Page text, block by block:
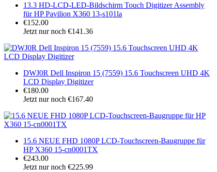
13.3 HD-LCD-LED-Bildschirm Touch Digitizer Assembly
für HP Pavilion X360 13-s101la
€152.00
Jetzt nur noch €141.36
DWJ0R Dell Inspiron 15 (7559) 15.6 Touchscreen UHD 4K
LCD Display Digitizer
€180.00
Jetzt nur noch €167.40
15.6 NEUE FHD 1080P LCD-Touchscreen-Baugruppe für
HP X360 15-cn0001TX
€243.00
Jetzt nur noch €225.99